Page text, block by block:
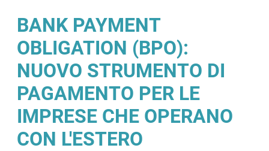
BANK PAYMENT
OBLIGATION (BPO):
NUOVO STRUMENTO DI
PAGAMENTO PER LE
IMPRESE CHE OPERANO
CON L'ESTERO